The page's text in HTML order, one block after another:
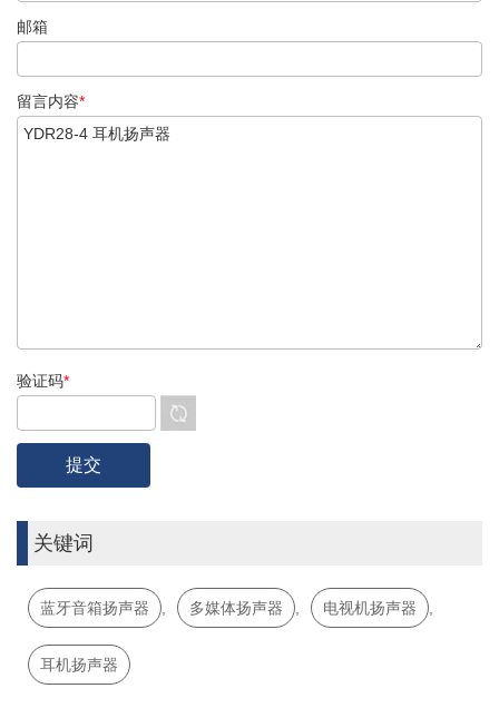
邮箱
留言内容*
验证码*
关键词
蓝牙音箱扬声器 多媒体扬声器 电视机扬声器
耳机扬声器